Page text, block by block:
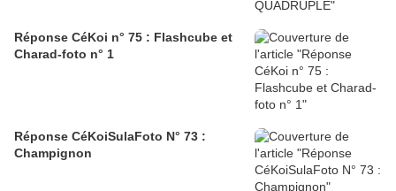
Réponse CéKoi n° 75 : Flashcube et
Charad-foto n° 1
Réponse CéKoiSulaFoto N° 73 :
Champignon